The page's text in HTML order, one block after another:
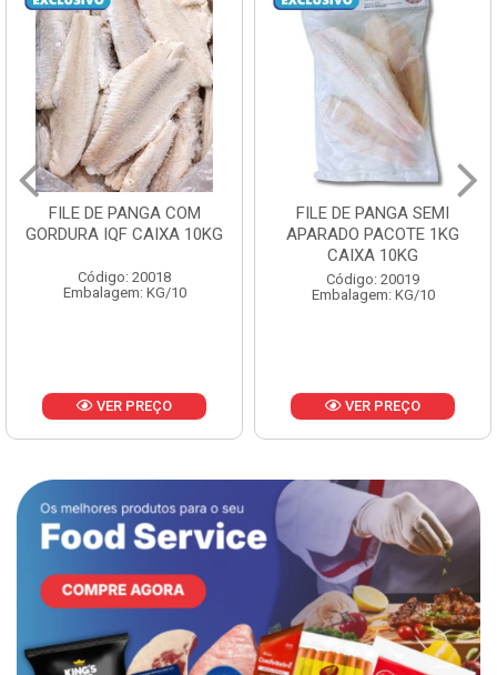
FILE DE PANGA SEMI
APARADO PACOTE 1KG
Código: 20019
Embalagem: KG/10
VER PREÇO
POLACA DESFIADA
PESCAMARES PCT5KG
CX10KG
Código: 20161
Embalagem: KG/10
VER PREÇO